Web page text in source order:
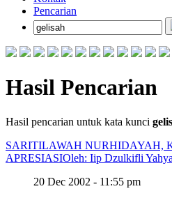
Pencarian
Hasil Pencarian
Hasil pencarian untuk kata kunci
SARITILAWAH NURHIDAYAH,
APRESIASIOleh: Iip Dzulkifli
20 Dec 2002 - 11:55 pm